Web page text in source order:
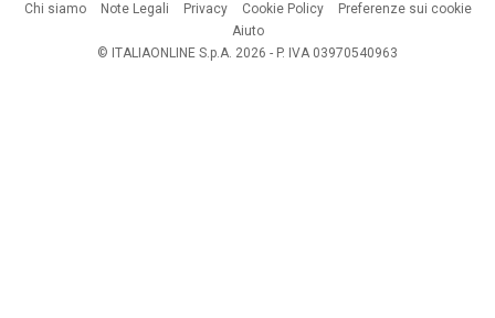
Chi siamo Note Legali Privacy Cookie Policy
Preferenze sui cookie
Aiuto
© ITALIAONLINE S.p.A. 2026 - P. IVA 03970540963